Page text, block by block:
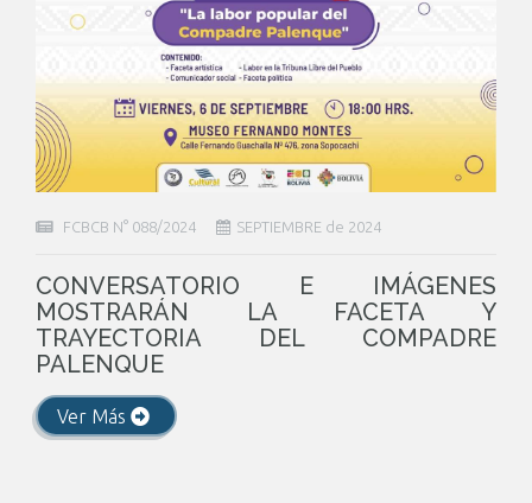
FCBCB N° 088/2024 SEPTIEMBRE de 2024
CONVERSATORIO E IMÁGENES
MOSTRARÁN LA FACETA Y
TRAYECTORIA DEL COMPADRE
PALENQUE
Ver Más